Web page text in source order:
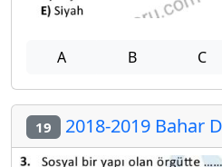
A B C
19 2018-2019 Bahar